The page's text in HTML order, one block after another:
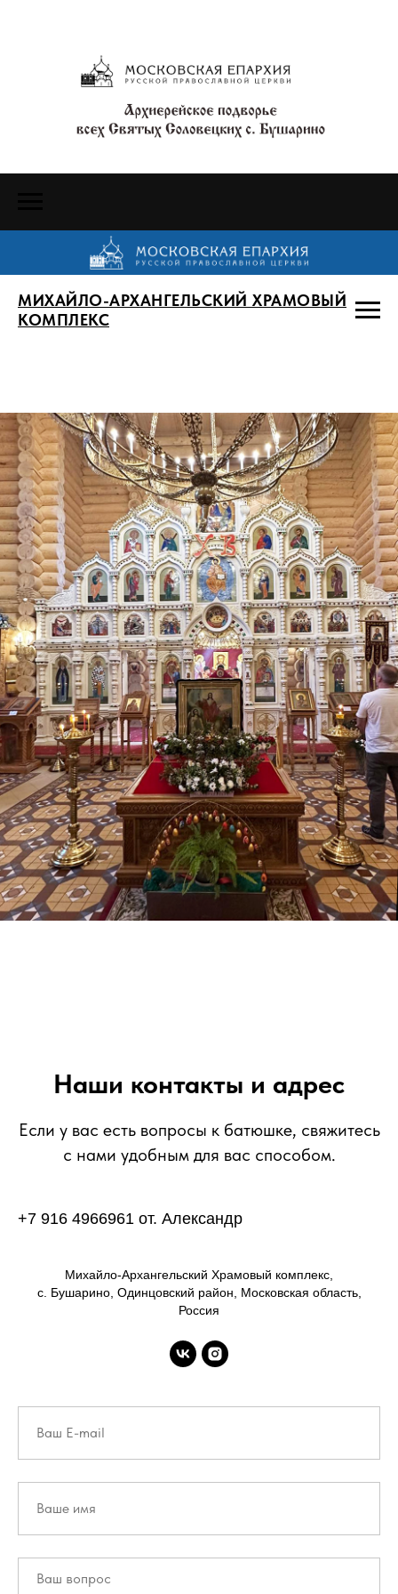
МИХАЙЛО-АРХАНГЕЛЬСКИЙ ХРАМОВЫЙ
КОМПЛЕКС
Наши контакты и адрес
Если у вас есть вопросы к батюшке, свяжитесь
с нами удобным для вас способом.
+7 916 4966961 от. Александр
Михайло-Архангельский Храмовый комплекс,
с. Бушарино, Одинцовский район, Московская область,
Россия